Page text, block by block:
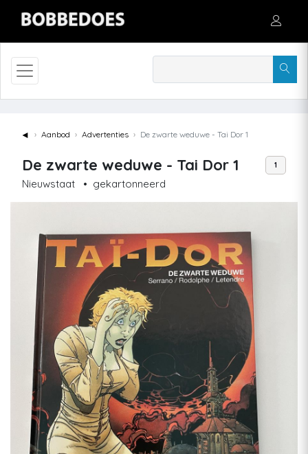
◄ Aanbod Advertenties De zwarte weduwe - Tai Dor 1
De zwarte weduwe - Tai Dor 1
Nieuwstaat • gekartonneerd
1